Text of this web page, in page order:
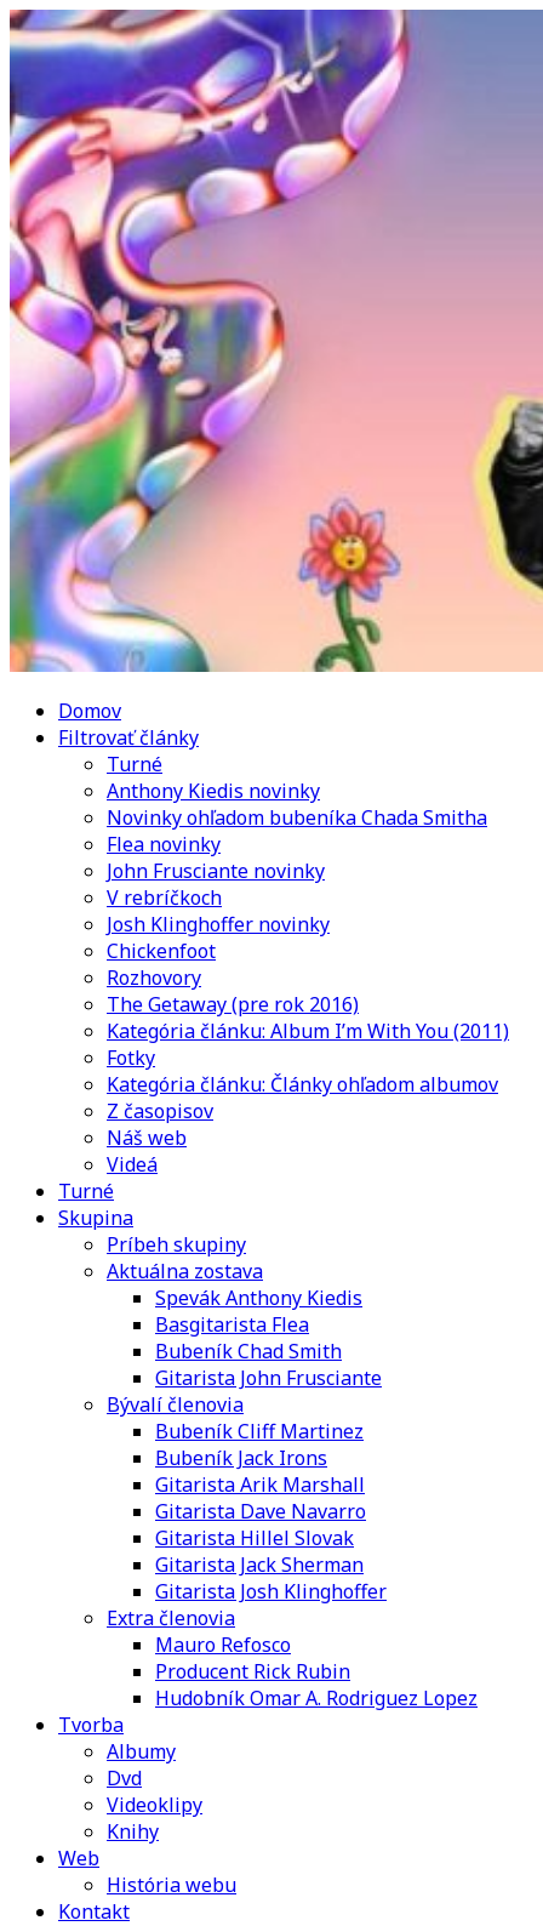
Domov
Filtrovať články
Turné
Anthony Kiedis novinky
Novinky ohľadom bubeníka Chada Smitha
Flea novinky
John Frusciante novinky
V rebríčkoch
Josh Klinghoffer novinky
Chickenfoot
Rozhovory
The Getaway (pre rok 2016)
Kategória článku: Album I’m With You (2011)
Fotky
Kategória článku: Články ohľadom albumov
Z časopisov
Náš web
Videá
Turné
Skupina
Príbeh skupiny
Aktuálna zostava
Spevák Anthony Kiedis
Basgitarista Flea
Bubeník Chad Smith
Gitarista John Frusciante
Bývalí členovia
Bubeník Cliff Martinez
Bubeník Jack Irons
Gitarista Arik Marshall
Gitarista Dave Navarro
Gitarista Hillel Slovak
Gitarista Jack Sherman
Gitarista Josh Klinghoffer
Extra členovia
Mauro Refosco
Producent Rick Rubin
Hudobník Omar A. Rodriguez Lopez
Tvorba
Albumy
Dvd
Videoklipy
Knihy
Web
História webu
Kontakt